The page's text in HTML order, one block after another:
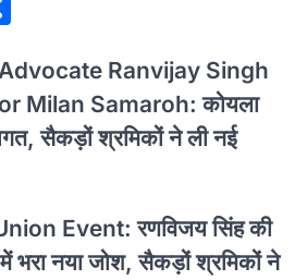
Ranvijay Singh
Milan Samaroh: कोयला
सैकड़ों श्रमिकों ने ली नई
Event: रणविजय सिंह की
भरा नया जोश, सैकड़ों श्रमिकों ने